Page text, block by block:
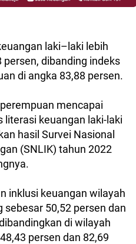
laki–laki lebih
dibanding indeks
di angka 83,88 persen.
mencapai
literasi keuangan laki-laki
hasil Survei Nasional
(SNLIK) tahun 2022
inklusi keuangan wilayah
50,52 persen dan
di wilayah
persen dan 82,69